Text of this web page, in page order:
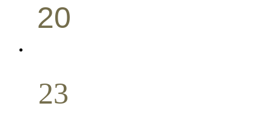
20
23